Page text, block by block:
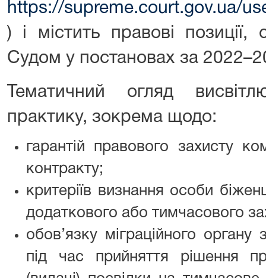
https://supreme.court.gov.ua/
) і містить правові
Судом у постановах за
Тематичний огляд
практику, зокрема щодо:
гарантій правового захисту
контракту;
критеріїв визнання особи
додаткового або тимчасового
обов’язку міграційного органу
під час прийняття рішення